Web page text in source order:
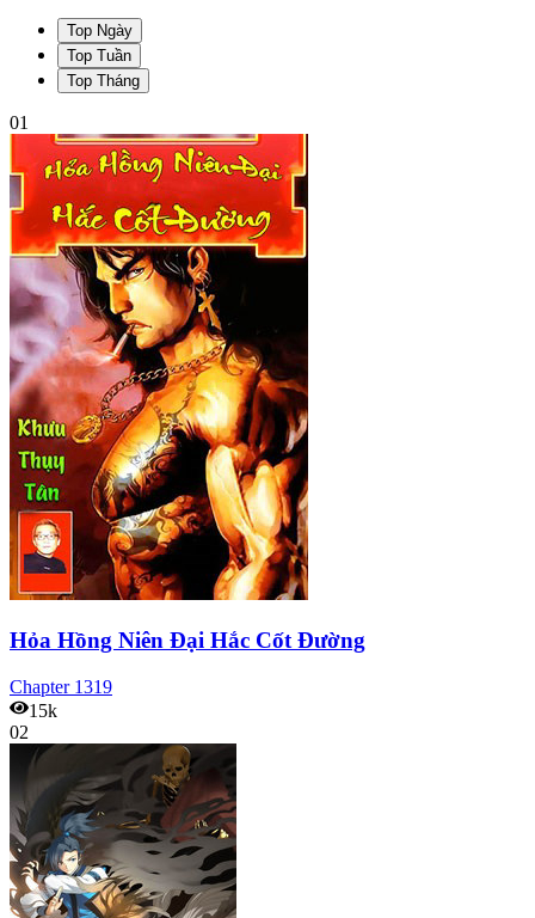
Top Ngày
Top Tuần
Top Tháng
01
Hỏa Hồng Niên Đại Hắc Cốt Đường
Chapter 1319
15k
02